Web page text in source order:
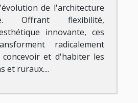
de l'architecture
Offrant flexibilité,
innovante, ces
radicalement
et d'habiter les
et ruraux....